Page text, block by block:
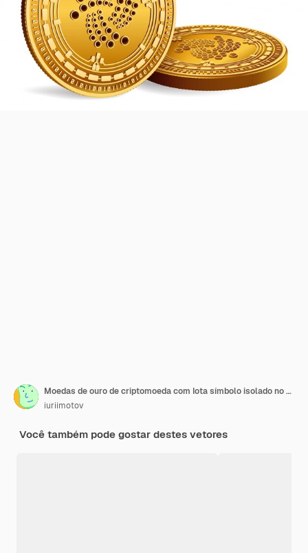
Moedas de ouro de criptomoeda com Iota símbolo isolado no fundo branco.
iuriimotov
Você também pode gostar destes vetores